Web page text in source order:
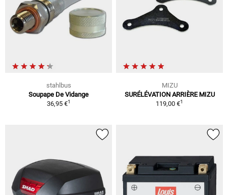
stahlbus
Soupape De Vidange
36,95 €1
MIZU
SURÉLÉVATION ARRIÈRE MIZU
119,00 €1